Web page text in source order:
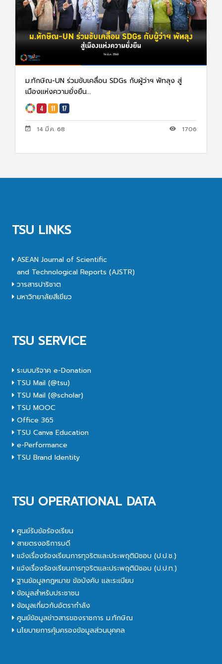
ม.ทักษิณ-UN ร่วมขับเคลื่อน SDGs กับผู้ว่าฯ พัทลุง สู่
เมืองแห่งความยั่งยืน...
14 มี.ค. 68 1706
TSU LINKS
ASEAN Journal of Scientific
and Technological Reports (AJSTR)
วารสารปาริชาต
มหาวิทยาลัยสีเขียว
TSU SERVICE
ระบบบริจาค e-Donation
TSU Mail (@tsu)
TSU Mail (@scholar)
TSU MOOC
Office 365
TSU Canva Education
e-Performance
TSU Brand Identity
TSU OPERATIONAL DATA
ศูนย์รับข้อร้องเรียน
สายตรงอธิการบดี
แจ้งเรื่องร้องเรียนการทุจริตและประพฤติมิชอบ (ป.ป.ช.)
แจ้งเรื่องร้องเรียนการทุจริตและประพฤติมิชอบ (ป.ป.ท.)
ฐานข้อมูลกฎหมาย ข้อบังคับ และระเบียบ
ข้อมูลสำหรับประชาชน
ข้อมูลเกี่ยวกับอัตรากำลัง
ศูนย์ข้อมูลข่าวสารของราชการ ม.ทักษิณ
นโยบายการคุ้มครองข้อมูลส่วนบุคคล